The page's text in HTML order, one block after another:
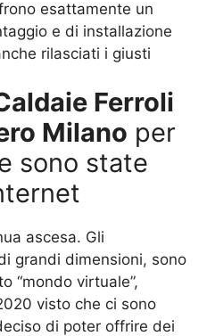
esattamente un
e di installazione
rilasciati i giusti
Ferroli
Milano per
sono state
ascesa. Gli
grandi dimensioni, sono
“mondo virtuale”,
visto che ci sono
di poter offrire dei